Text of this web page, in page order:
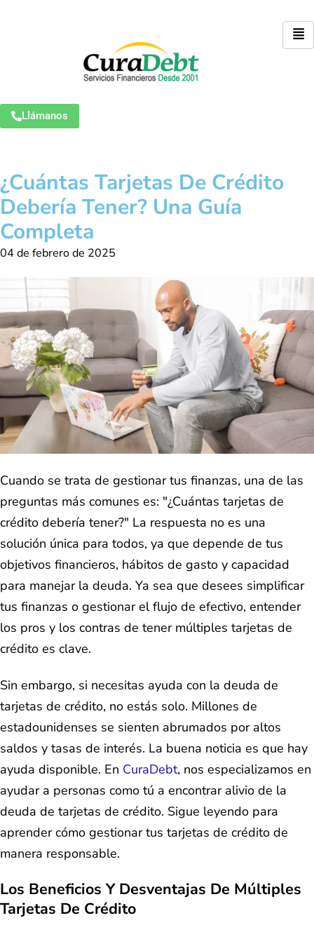
Llámanos
¿Cuántas Tarjetas De Crédito
Debería Tener? Una Guía
Completa
04 de febrero de 2025
Cuando se trata de gestionar tus finanzas, una de las
preguntas más comunes es: "¿Cuántas tarjetas de
crédito debería tener?" La respuesta no es una
solución única para todos, ya que depende de tus
objetivos financieros, hábitos de gasto y capacidad
para manejar la deuda. Ya sea que desees simplificar
tus finanzas o gestionar el flujo de efectivo, entender
los pros y los contras de tener múltiples tarjetas de
crédito es clave.
Sin embargo, si necesitas ayuda con la deuda de
tarjetas de crédito, no estás solo. Millones de
estadounidenses se sienten abrumados por altos
saldos y tasas de interés. La buena noticia es que hay
ayuda disponible. En CuraDebt, nos especializamos en
ayudar a personas como tú a encontrar alivio de la
deuda de tarjetas de crédito. Sigue leyendo para
aprender cómo gestionar tus tarjetas de crédito de
manera responsable.
Los Beneficios Y Desventajas De Múltiples
Tarjetas De Crédito